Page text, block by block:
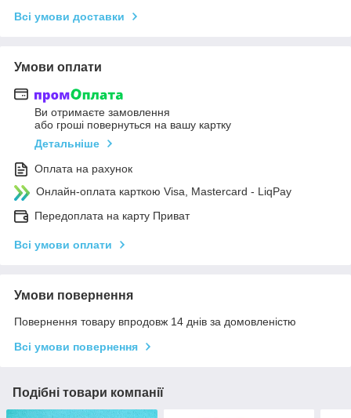
Всі умови доставки
Умови оплати
Ви отримаєте замовлення
або гроші повернуться на вашу картку
Детальніше
Оплата на рахунок
Онлайн-оплата карткою Visa, Mastercard - LiqPay
Передоплата на карту Приват
Всі умови оплати
Умови повернення
Повернення товару впродовж 14 днів за домовленістю
Всі умови повернення
Подібні товари компанії